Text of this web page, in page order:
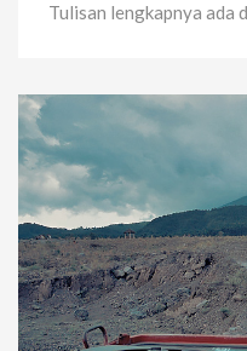
Tulisan lengkapnya ada